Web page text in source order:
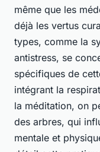
même que les
déjà les vertus
types, comme la
antistress, se
spécifiques de
intégrant la
la méditation, on
des arbres, qui
mentale et